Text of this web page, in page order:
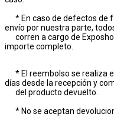
* En caso de defectos de
envío por nuestra parte,
corren a cargo de
importe completo.
* El reembolso se realiza
días desde la recepción y
del producto devuelto.
* No se aceptan